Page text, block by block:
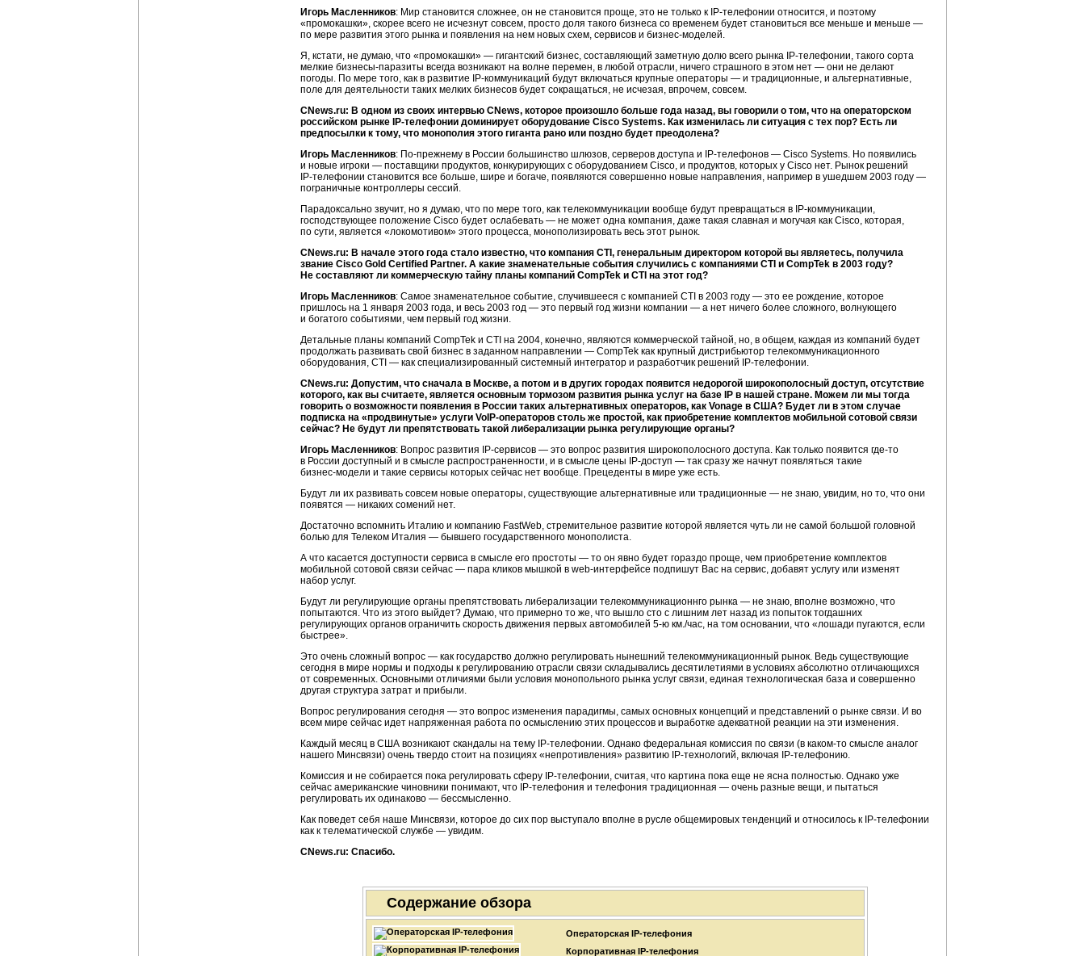
Игорь Масленников: Мир становится сложнее, он не становится проще, это не только к IP-телефонии относится, и поэтому
«промокашки», скорее всего не исчезнут совсем, просто доля такого бизнеса со временем будет становиться все меньше и меньше —
по мере развития этого рынка и появления на нем новых схем, сервисов и бизнес-моделей.
Я, кстати, не думаю, что «промокашки» — гигантский бизнес, составляющий заметную долю всего рынка IP-телефонии, такого сорта
мелкие бизнесы-паразиты всегда возникают на волне перемен, в любой отрасли, ничего страшного в этом нет — они не делают
погоды. По мере того, как в развитие
IP-коммуникаций будут включаться крупные операторы — и традиционные, и альтернативные,
поле для деятельности таких мелких бизнесов будет сокращаться, не исчезая, впрочем, совсем.
CNews.ru: В одном из своих интервью CNews, которое произошло больше года назад, вы говорили о том, что на операторском
российском рынке IP-телефонии доминирует оборудование Cisco Systems. Как изменилась ли ситуация с тех пор? Есть ли
предпосылки к тому, что монополия этого гиганта рано или поздно будет преодолена?
Игорь Масленников: По-прежнему в России большинство шлюзов, серверов доступа и IP-телефонов — Cisco Systems. Но появились
и новые игроки — поставщики продуктов, конкурирующих с оборудованием Cisco, и продуктов, которых у Cisco нет. Рынок решений
IP-телефонии становится все больше, шире и богаче, появляются совершенно новые направления, например в ушедшем 2003 году —
пограничные контроллеры сессий.
Парадоксально звучит, но я думаю, что по мере того, как телекоммуникации вообще будут превращаться в IP-коммуникации,
господствующее положение Cisco будет ослабевать — не может одна компания, даже такая славная и могучая как Cisco, которая,
по сути, является «локомотивом» этого процесса, монополизировать весь этот рынок.
CNews.ru: В начале этого года стало известно, что компания CTI, генеральным директором которой вы являетесь, получила
звание Cisco Gold Certified Partner. А какие знаменательные события случились с компаниями CTI и CompTek в 2003 году?
Не составляют ли коммерческую тайну планы компаний CompTek и CTI на этот год?
Игорь Масленников: Самое знаменательное событие, случившееся с компанией CTI в 2003 году — это ее рождение, которое
пришлось на 1 января 2003 года, и весь 2003 год — это первый год жизни компании — а нет ничего более сложного, волнующего
и богатого событиями, чем первый год жизни.
Детальные планы компаний CompTek и CTI на 2004, конечно, являются коммерческой тайной, но, в общем, каждая из компаний будет
продолжать развивать свой бизнес в заданном направлении — CompTek как крупный дистрибьютор телекоммуникационного
оборудования, CTI — как специализированный системный интегратор и разработчик решений
IP-телефонии.
CNews.ru: Допустим, что сначала в Москве, а потом и в других городах появится недорогой широкополосный доступ, отсутствие
которого, как вы считаете, является основным тормозом развития рынка услуг на базе IP в нашей стране. Можем ли мы тогда
говорить о возможности появления в России таких альтернативных операторов, как Vonage в США? Будет ли в этом случае
подписка на «продвинутые» услуги VoIP-операторов столь же простой, как приобретение комплектов мобильной сотовой связи
сейчас? Не будут ли препятствовать такой либерализации рынка регулирующие органы?
Игорь Масленников: Вопрос развития IP-сервисов — это вопрос развития широкополосного доступа. Как только появится где-то
в России доступный и в смысле распространенности, и в смысле цены
IP-доступ — так сразу же начнут появляться такие
бизнес-модели и такие сервисы которых сейчас нет вообще. Прецеденты в мире уже есть.
Будут ли их развивать совсем новые операторы, существующие альтернативные или традиционные — не знаю, увидим, но то, что они
появятся — никаких сомений нет.
Достаточно вспомнить Италию и компанию FastWeb, стремительное развитие которой является чуть ли не самой большой головной
болью для Телеком Италия — бывшего государственного монополиста.
А что касается доступности сервиса в смысле его простоты — то он явно будет гораздо проще, чем приобретение комплектов
мобильной сотовой связи сейчас — пара кликов мышкой в web-интерфейсе подпишут Вас на сервис, добавят услугу или изменят
набор услуг.
Будут ли регулирующие органы препятствовать либерализации телекоммуникационнго рынка — не знаю, вполне возможно, что
попытаются. Что из этого выйдет? Думаю, что примерно то же, что вышло сто с лишним лет назад из попыток тогдашних
регулирующих органов ограничить скорость движения первых автомобилей 5-ю км./час, на том основании, что «лошади пугаются, если
быстрее».
Это очень сложный вопрос — как государство должно регулировать нынешний телекоммуникационный рынок. Ведь существующие
сегодня в мире нормы и подходы к регулированию отрасли связи складывались десятилетиями в условиях абсолютно отличающихся
от современных. Основными отличиями были условия монопольного рынка услуг связи, единая технологическая база и совершенно
другая структура затрат и прибыли.
Вопрос регулирования сегодня — это вопрос изменения парадигмы, самых основных концепций и представлений о рынке связи. И во
всем мире сейчас идет напряженная работа по осмыслению этих процессов и выработке адекватной реакции на эти изменения.
Каждый месяц в США возникают скандалы на тему IP-телефонии. Однако федеральная комиссия по связи (в каком-то смысле аналог
нашего Минсвязи) очень твердо стоит на позициях «непротивления» развитию IP-технологий, включая IP-телефонию.
Комиссия и не собирается пока регулировать сферу IP-телефонии, считая, что картина пока еще не ясна полностью. Однако уже
сейчас американские чиновники понимают, что IP-телефония и телефония традиционная — очень разные вещи, и пытаться
регулировать их одинаково — бессмысленно.
Как поведет себя наше Минсвязи, которое до сих пор выступало вполне в русле общемировых тенденций и относилось к IP-телефонии
как к телематической службе — увидим.
CNews.ru: Спасибо.
Содержание обзора
Операторская IP-телефония
Корпоративная IP-телефония